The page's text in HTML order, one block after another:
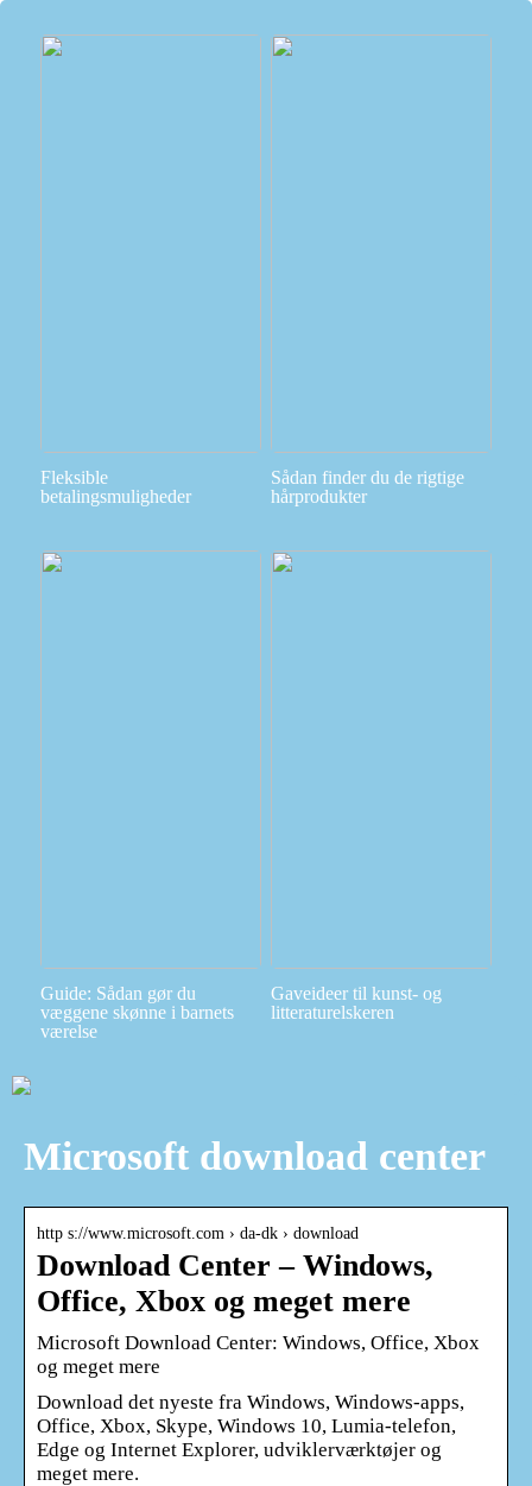
Fleksible
betalingsmuligheder
Sådan finder du de rigtige
hårprodukter
Guide: Sådan gør du
væggene skønne i barnets
værelse
Gaveideer til kunst- og
litteraturelskeren
Microsoft download center
http s://www.microsoft.com › da-dk › download
Download Center – Windows,
Office, Xbox og meget mere
Microsoft Download Center: Windows, Office, Xbox
og meget mere
Download det nyeste fra Windows, Windows-apps,
Office, Xbox, Skype, Windows 10, Lumia-telefon,
Edge og Internet Explorer, udviklerværktøjer og
meget mere.